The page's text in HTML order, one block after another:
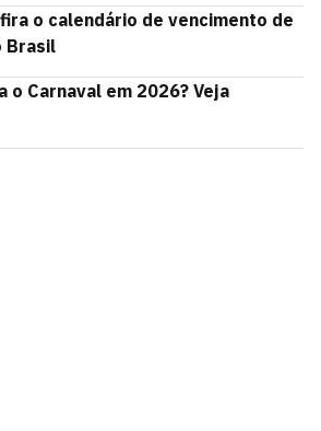
o calendário de vencimento de
Brasil
o Carnaval em 2026? Veja